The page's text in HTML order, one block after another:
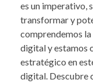
es un imperativo,
transformar y
comprendemos
digital y estamos
estratégico en
digital. Descubre